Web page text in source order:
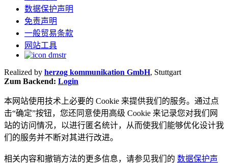
数据保护声明
免责声明
一般贸易条款
网站工具
Realized by herzog kommunikation GmbH, Stuttgart
Zum Backend: Login
本网站使用技术上必要的 Cookie 来提供我们的服务。通过点
击“确定”按钮，您还同意使用高级 Cookie 来记录您对我们网
站的访问情况，以进行匿名统计，从而使我们能够优化设计我
们的服务并不断对其进行改进。
相关内容和撤销方法的更多信息，请参见我们的 数据保护声